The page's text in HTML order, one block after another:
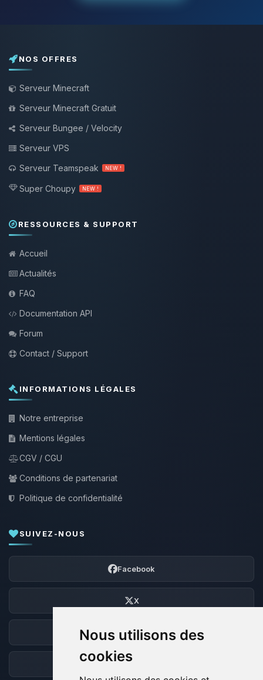
Nous utilisons des
cookies
NOS OFFRES
Serveur Minecraft
Serveur Minecraft Gratuit
Serveur Bungee / Velocity
Serveur VPS
Serveur Teamspeak
NEW !
Super Choupy NEW !
RESSOURCES & SUPPORT
Accueil
Actualités
FAQ
Documentation API
Forum
Contact / Support
INFORMATIONS LÉGALES
Notre entreprise
Mentions légales
CGV / CGU
Conditions de partenariat
Politique de confidentialité
SUIVEZ-NOUS
Facebook
X
Discord
Forum